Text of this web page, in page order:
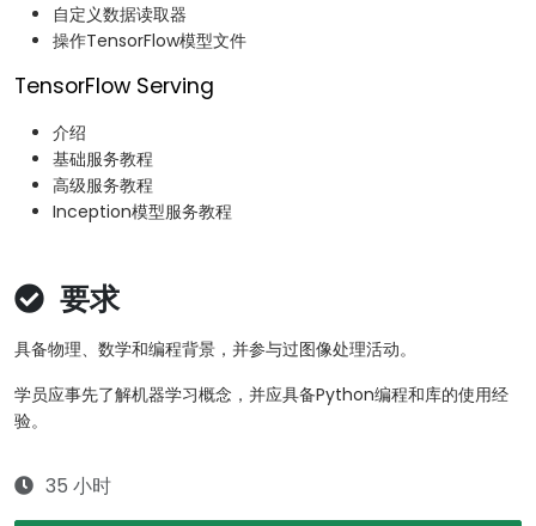
自定义数据读取器
操作TensorFlow模型文件
TensorFlow Serving
介绍
基础服务教程
高级服务教程
Inception模型服务教程
要求
具备物理、数学和编程背景，并参与过图像处理活动。
学员应事先了解机器学习概念，并应具备Python编程和库的使用经
验。
35 小时